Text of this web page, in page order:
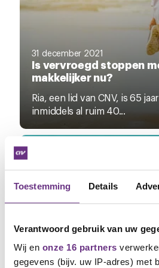
Toestemming Details
Verantwoord gebruik van uw
Wij en onze 16 partners
gegevens (bijv. uw IP-adres) met
31 december 2021
Is vervroegd stoppen
makkelijker nu?
Ria, een lid van CNV, is 65
inmiddels al ruim 40...